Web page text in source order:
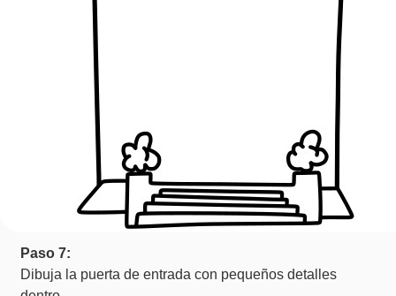
Paso 7:
Dibuja la puerta de entrada con pequeños detalles